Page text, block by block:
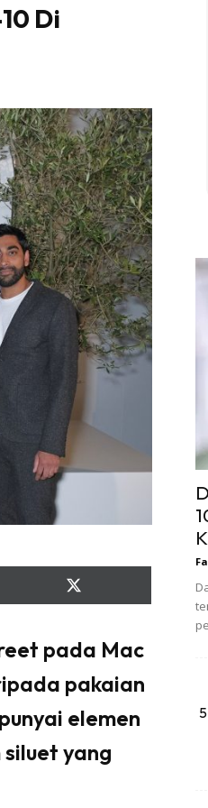
Di
Share
on
pada Mac
pakaian
elemen
yang